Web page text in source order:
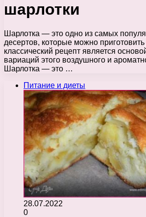
шарлотки
Шарлотка — это одно из самых
десертов, которые можно
классический рецепт является
вариаций этого воздушного и
Шарлотка — это …
Питание и диеты
28.07.2022
0